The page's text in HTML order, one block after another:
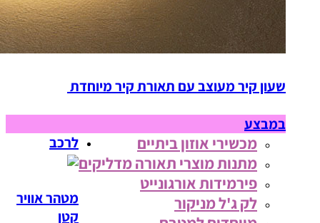
שעון קיר מעוצב עם תאורת קיר מיוחדת
במבצע
מכשירי אוזון ביתיים
מתנות מוצרי תאורה מדליקים
פירמידות אורגונייט
לק ג'ל מניקור
לרכב
מטהר אוויר
קטן